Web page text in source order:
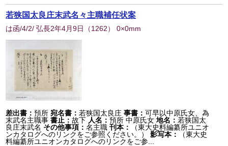
若狭国太良庄末武名々主職補任状案
は函/4/2/ 弘長2年4月9日 （1262） 0×0mm
差出書：預所 宛名書：若狭国太良庄 事書：可早以中原氏女、為
末武名主職事書止：故下 人名：預所 中原氏女 地名：若狭国太
良庄末武名 その他事項：名主職 刊本：
（東大史料編纂所ユニオ
ンカタログへのリンクをご参照ください。）
影写本：
（東大史
料編纂所ユニオンカタログへのリンクをご参...